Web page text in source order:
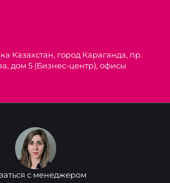
Казахстан, город Караганда, пр.
дом 5 (Бизнес-центр), офисы
с менеджером